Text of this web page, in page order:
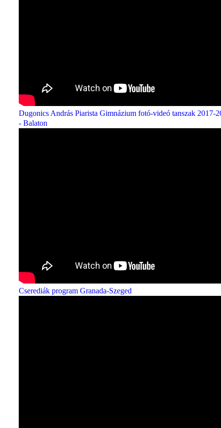
Dugonics András Piarista Gimnázium fotó-videó tanszak 2017-
- Balaton
Cserediák program Granada-Szeged